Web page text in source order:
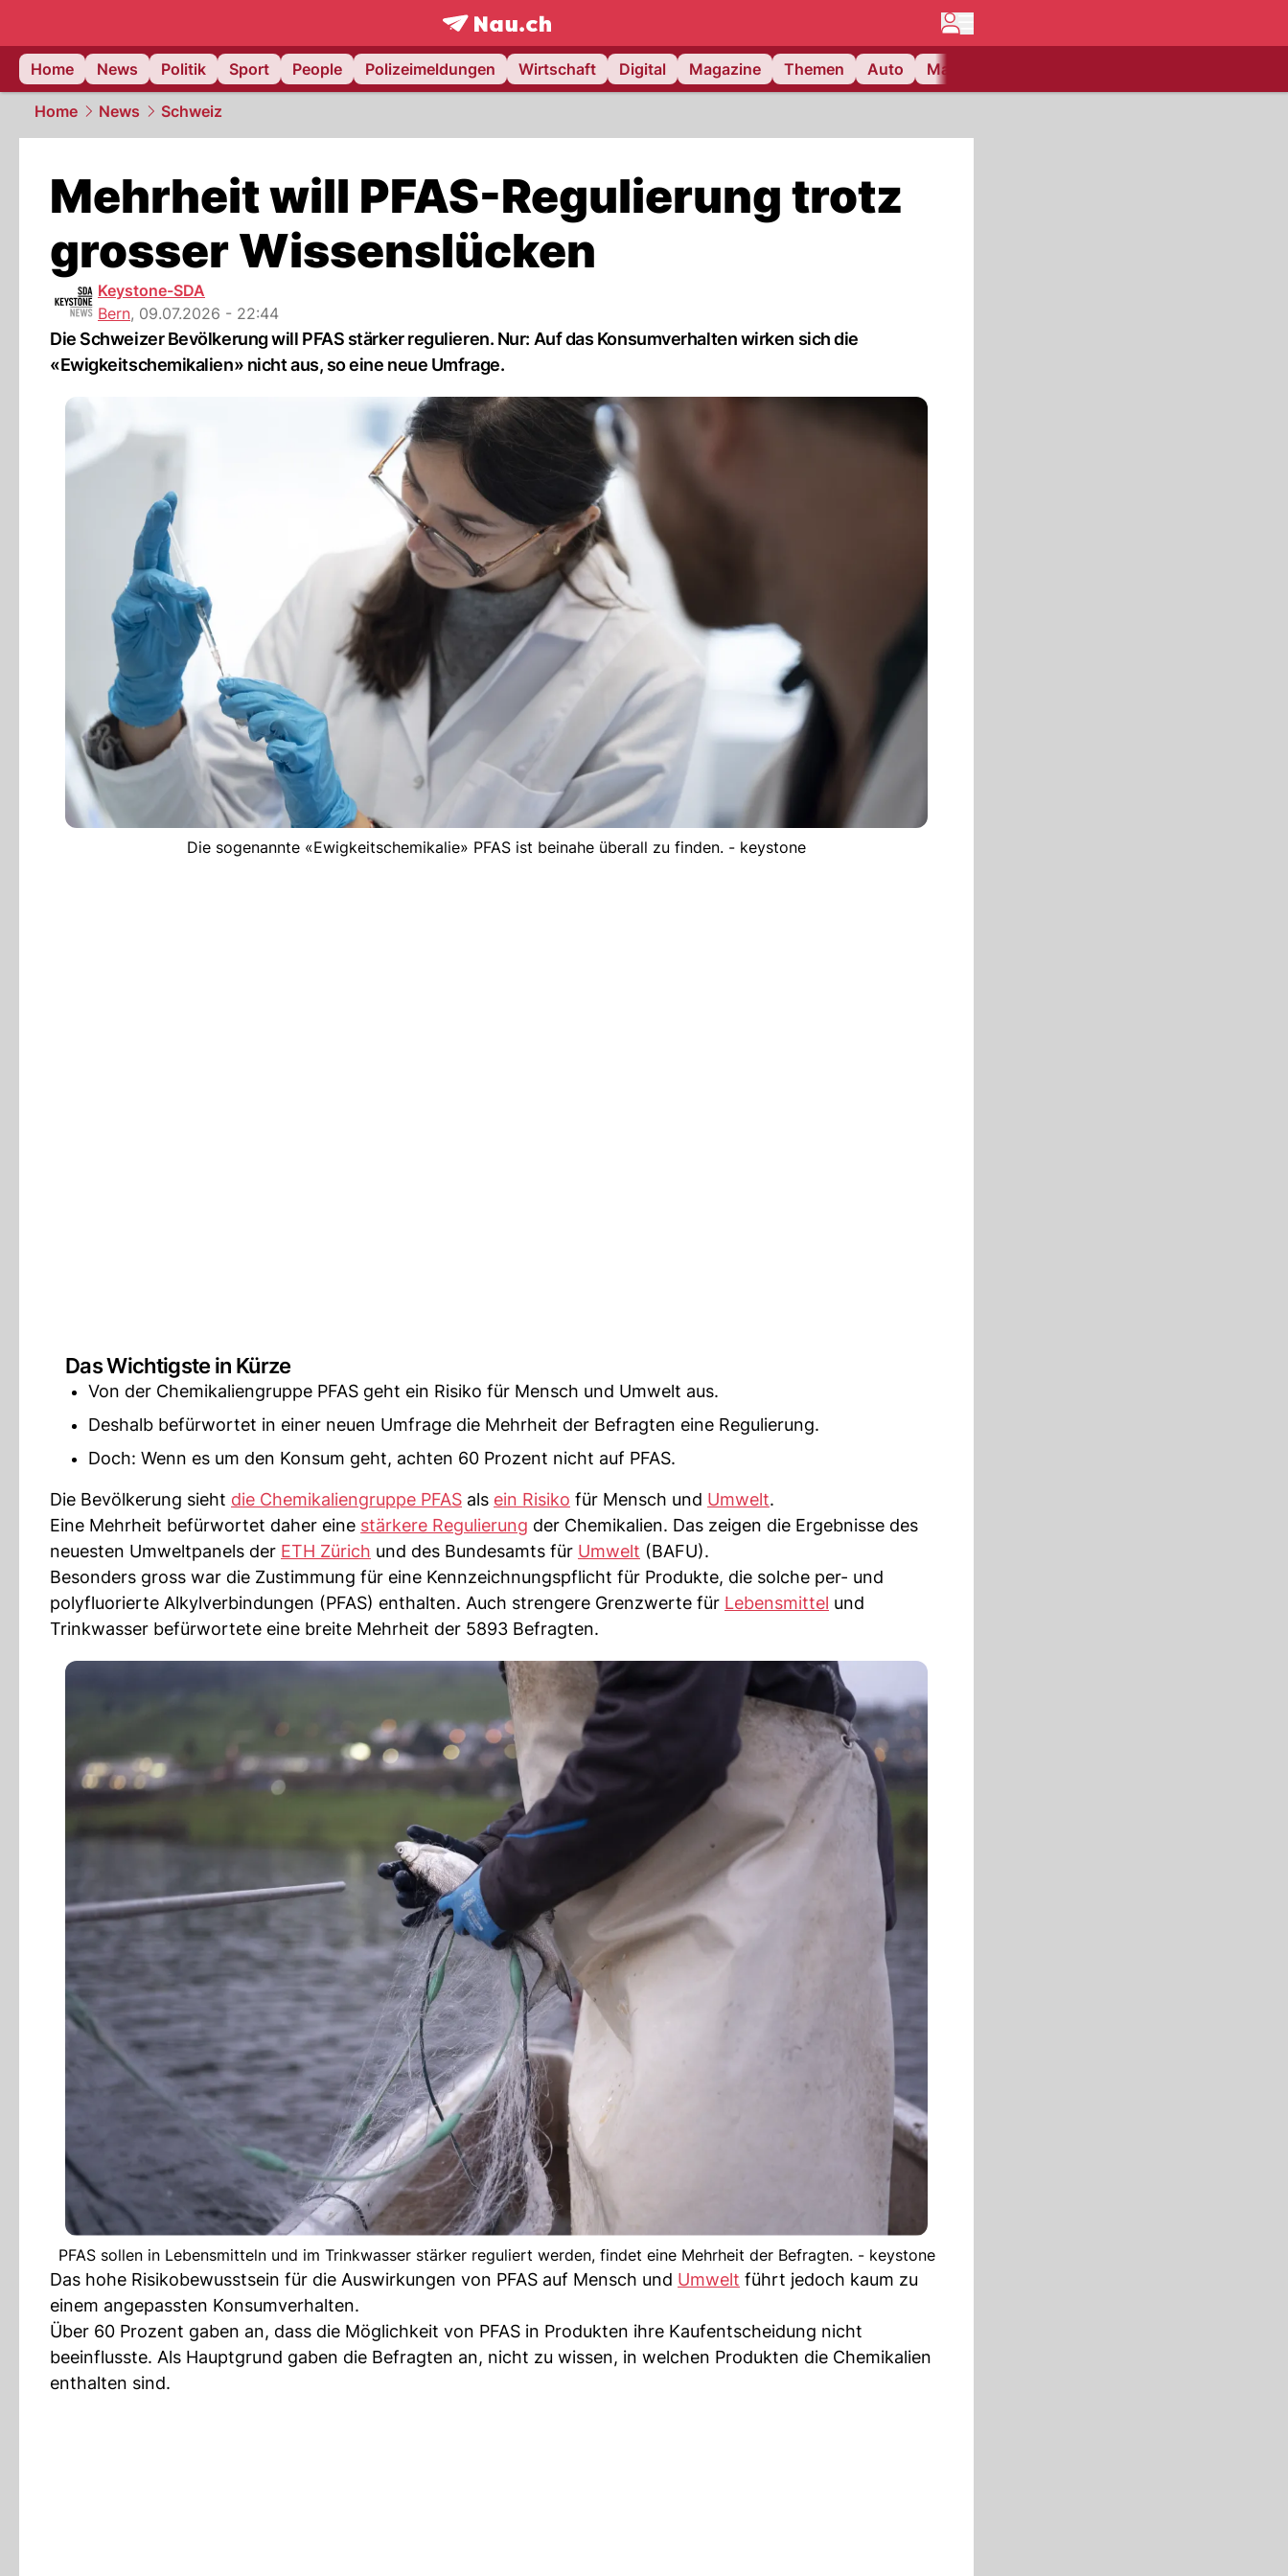
frontpage.NAU.ch
Home
News Politik Sport People Polizeimeldungen Wirtschaft Digital Magazine Themen Auto Matchcenter
Home News Schweiz
Mehrheit will PFAS-Regulierung trotz
grosser Wissenslücken
Keystone-SDA
Bern, 09.07.2026 - 22:44
Die Schweizer Bevölkerung will PFAS stärker regulieren. Nur: Auf das Konsumverhalten wirken sich die
«Ewigkeitschemikalien» nicht aus, so eine neue Umfrage.
Die sogenannte «Ewigkeitschemikalie» PFAS ist beinahe überall zu finden. - keystone
Das Wichtigste in Kürze
Von der Chemikaliengruppe PFAS geht ein Risiko für Mensch und Umwelt aus.
Deshalb befürwortet in einer neuen Umfrage die Mehrheit der Befragten eine Regulierung.
Doch: Wenn es um den Konsum geht, achten 60 Prozent nicht auf PFAS.
Die Bevölkerung sieht die Chemikaliengruppe PFAS als ein Risiko für Mensch und Umwelt.
Eine Mehrheit befürwortet daher eine stärkere Regulierung der Chemikalien. Das zeigen die Ergebnisse des
neuesten Umweltpanels der ETH Zürich und des Bundesamts für Umwelt (BAFU).
Besonders gross war die Zustimmung für eine Kennzeichnungspflicht für Produkte, die solche per- und
polyfluorierte Alkylverbindungen (PFAS) enthalten. Auch strengere Grenzwerte für Lebensmittel und
Trinkwasser befürwortete eine breite Mehrheit der 5893 Befragten.
PFAS sollen in Lebensmitteln und im Trinkwasser stärker reguliert werden, findet eine Mehrheit der Befragten. - keystone
Das hohe Risikobewusstsein für die Auswirkungen von PFAS auf Mensch und Umwelt führt jedoch kaum zu
einem angepassten Konsumverhalten.
Über 60 Prozent gaben an, dass die Möglichkeit von PFAS in Produkten ihre Kaufentscheidung nicht
beeinflusste. Als Hauptgrund gaben die Befragten an, nicht zu wissen, in welchen Produkten die Chemikalien
enthalten sind.